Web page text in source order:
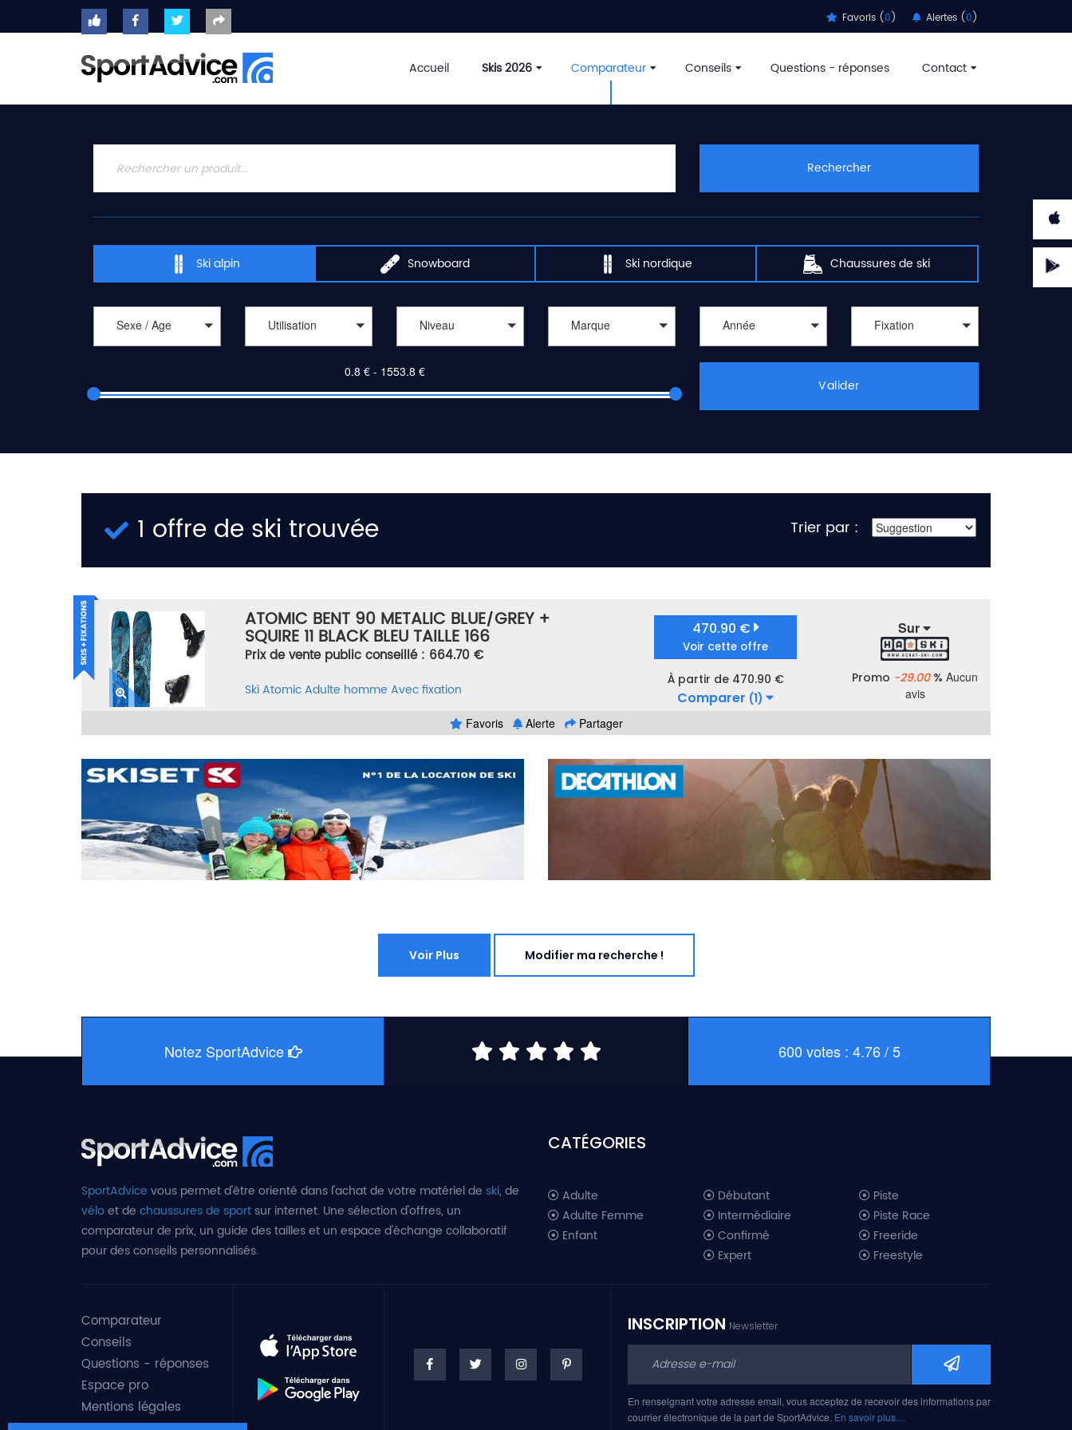
Favoris (0) Alertes (0)
Accueil Skis 2026 Comparateur Conseils Questions - réponses Contact
ACCUEIL
2020
CONSEILS
QUESTIONS
Rechercher
Ski alpin Snowboard Ski nordique Chaussures de ski
Sexe / Age Utilisation Niveau Marque Année Fixation
Valider
1 offre de ski trouvée Trier par :
ATOMIC BENT 90 METALIC BLUE/GREY +
SQUIRE 11 BLACK BLEU TAILLE 166
Prix de vente public conseillé : 664.70 €
SkiAtomicAdulte homme Avec fixation
470.90 €
Voir cette offre
À partir de 470.90 €
Comparer (1)
Sur
Promo -29.00% Aucun
avis
Favoris
Alerte Partager
Voir Plus Modifier ma recherche !
Notez SportAdvice 600 votes : 4.76 / 5
SportAdvice vous permet d'être orienté dans l'achat de votre matériel de ski, de
véloet de chaussures de sportsur internet. Une sélection d'offres, un
comparateur de prix, un guide des tailles et un espace d'échange collaboratif
pour des conseils personnalisés.
CATÉGORIES
Adulte
Adulte Femme
Enfant
Débutant
Intermédiaire
Confirmé
Expert
Piste
Piste Race
Freeride
Freestyle
Ski freeride 2019
Ski freestyle 2019
Ski AM 2019
Comparateur
Conseils
Questions - réponses
Espace pro
Mentions légales
INSCRIPTION Newsletter
En renseignant votre adresse email, vous acceptez de recevoir des informations par
courrier électronique de la part de SportAdvice. En savoir plus…